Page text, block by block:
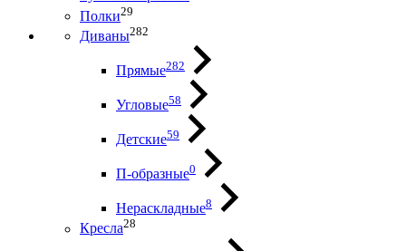
Полки29
Диваны282
Прямые282
Угловые58
Детские59
П-образные0
Нераскладные8
Кресла28